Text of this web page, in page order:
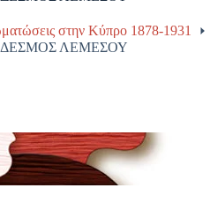
στην Κύπρο 1878-1931
ΛΕΜΕΣΟΥ